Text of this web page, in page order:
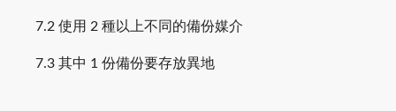
7.2 使用 2 種以上不同的備份媒介
7.3 其中 1 份備份要存放異地